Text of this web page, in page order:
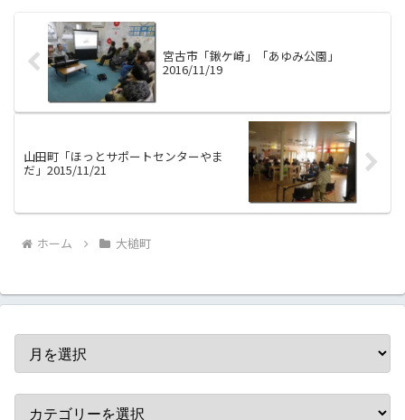
宮古市「鍬ケ崎」「あゆみ公園」
2016/11/19
山田町「ほっとサポートセンターやま
だ」2015/11/21
ホーム 大槌町